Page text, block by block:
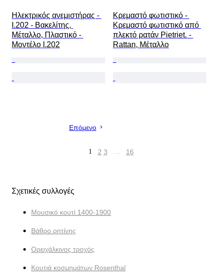
Ηλεκτρικός ανεμιστήρας -
I.202 - Βακελίτης,
Μέταλλο, Πλαστικό -
Μοντέλο I.202
Κρεμαστό φωτιστικό -
Κρεμαστό φωτιστικό από
πλεκτό ρατάν Pietriet. -
Rattan, Μέταλλο
Επόμενο
1 2 3 … 16
Σχετικές συλλογές
Μουσικό κουτί 1400-1900
Βάθρο ρητίνης
Ορειχάλκινος τροχός
Κουτιά κοσμημάτων Rosenthal